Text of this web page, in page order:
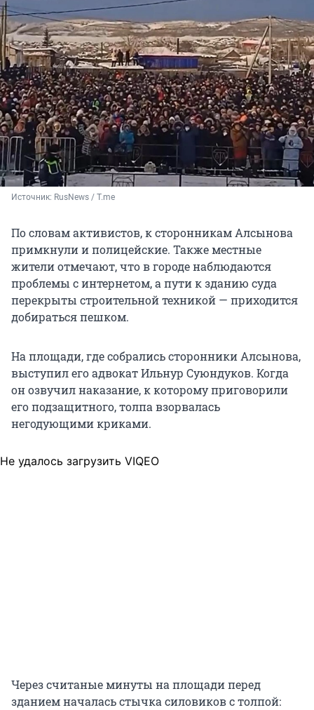
Источник: RusNews / T.me
По словам активистов, к сторонникам Алсынова
примкнули и полицейские. Также местные
жители отмечают, что в городе наблюдаются
проблемы с интернетом, а пути к зданию суда
перекрыты строительной техникой — приходится
добираться пешком.
На площади, где собрались сторонники Алсынова,
выступил его адвокат Ильнур Суюндуков. Когда
он озвучил наказание, к которому приговорили
его подзащитного, толпа взорвалась
негодующими криками.
Не удалось загрузить VIQEO
Через считаные минуты на площади перед
зданием началась стычка силовиков с толпой: